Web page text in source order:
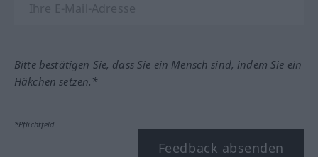
Bitte bestätigen Sie, dass Sie ein Mensch sind, indem Sie ein
Häkchen setzen.*
*Pflichtfeld
Feedback absenden